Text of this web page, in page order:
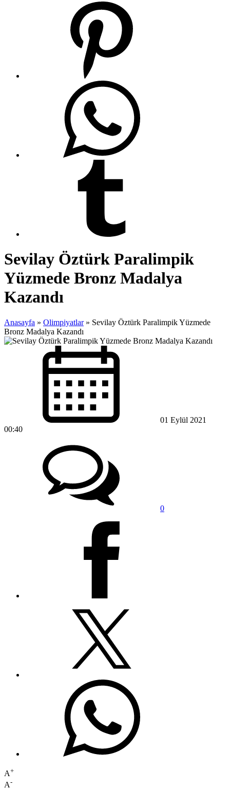
Sevilay Öztürk Paralimpik
Yüzmede Bronz Madalya
Kazandı
Anasayfa » Olimpiyatlar » Sevilay Öztürk Paralimpik Yüzmede
Bronz Madalya Kazandı
01 Eylül 2021
00:40
0
A+
A-